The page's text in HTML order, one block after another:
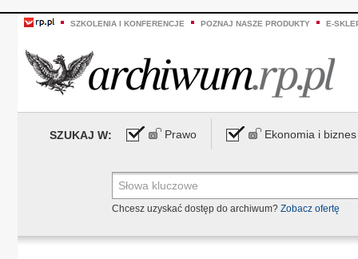
SZKOLENIA I KONFERENCJE POZNAJ NASZE PRODUKTY E-
SZUKAJ W: Prawo Ekonomia i biznes
Chcesz uzyskać dostęp do archiwum? Zobacz ofertę